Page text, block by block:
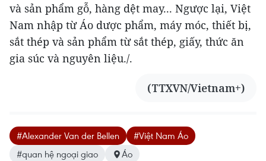
và sản phẩm gỗ, hàng dệt may... Ngược lại, Việt
Nam nhập từ Áo dược phẩm, máy móc, thiết bị,
sắt thép và sản phẩm từ sắt thép, giấy, thức ăn
gia súc và nguyên liệu./.
(TTXVN/Vietnam+)
#Alexander Van der Bellen
#Việt Nam Áo
#quan hệ ngoại giao
Áo